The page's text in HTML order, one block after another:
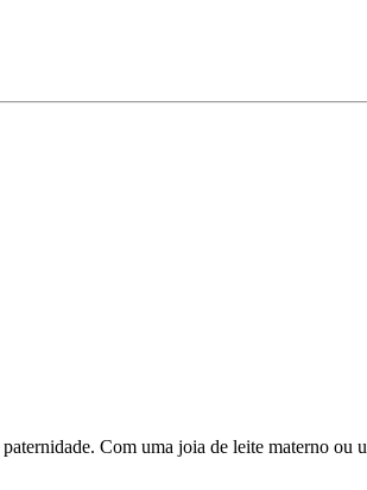
Com uma joia de leite materno ou